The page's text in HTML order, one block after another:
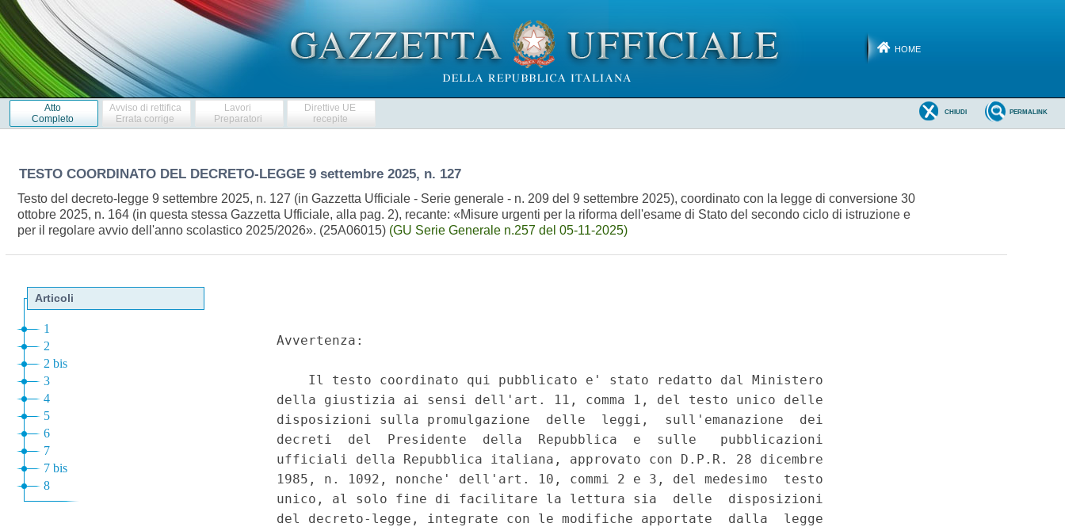
HOME
Atto
Completo
Avviso di rettifica
Errata corrige
Lavori
Preparatori
Direttive UE
recepite
PERMALINK
CHIUDI
TESTO COORDINATO DEL DECRETO-LEGGE 9 settembre 2025, n. 127
Testo del decreto-legge 9 settembre 2025, n. 127 (in Gazzetta Ufficiale - Serie generale - n. 209 del 9 settembre 2025), coordinato con la legge di conversione 30
ottobre 2025, n. 164 (in questa stessa Gazzetta Ufficiale, alla pag. 2), recante: «Misure urgenti per la riforma dell'esame di Stato del secondo ciclo di istruzione e
per il regolare avvio dell'anno scolastico 2025/2026». (25A06015) (GU Serie Generale n.257 del 05-11-2025)